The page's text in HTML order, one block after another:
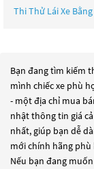
Thi Thử Lái Xe Bằng
Bạn đang tìm kiếm
mình chiếc xe phù
- một địa chỉ mua
nhật thông tin giá
nhất, giúp bạn dễ
mới chính hãng
Nếu bạn đang